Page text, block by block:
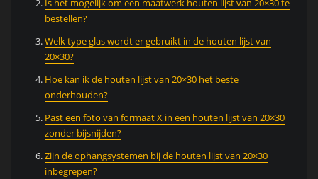
Is het mogelijk om een maatwerk houten lijst van 20×30 te
bestellen?
Welk type glas wordt er gebruikt in de houten lijst van
20×30?
Hoe kan ik de houten lijst van 20×30 het beste
onderhouden?
Past een foto van formaat X in een houten lijst van 20×30
zonder bijsnijden?
Zijn de ophangsystemen bij de houten lijst van 20×30
inbegrepen?